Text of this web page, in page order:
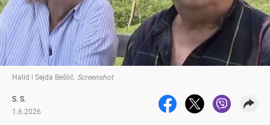
Halid i Sejda Bešlić Screenshot
S. S.
1.6.2026